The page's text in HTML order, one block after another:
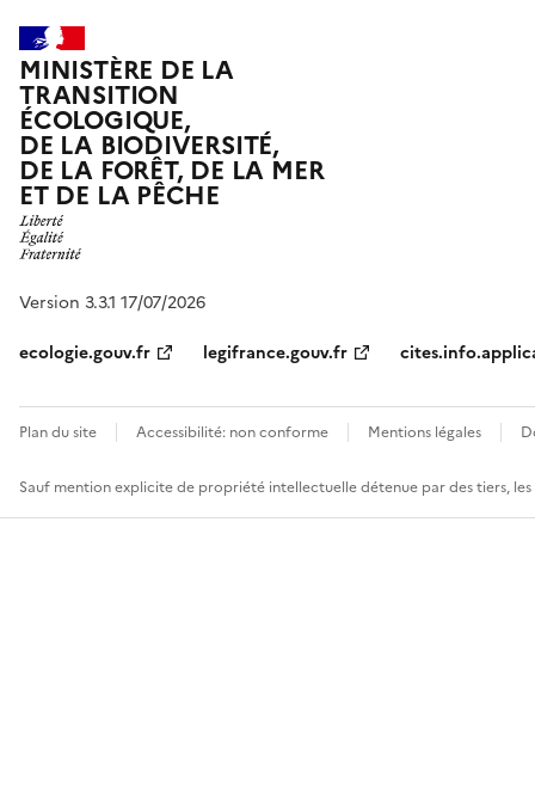
MINISTÈRE DE LA
TRANSITION
ÉCOLOGIQUE,
DE LA BIODIVERSITÉ,
DE LA FORÊT, DE LA MER
ET DE LA PÊCHE
Version 3.3.1 17/07/2026
ecologie.gouv.fr
legifrance.gouv.fr
Plan du site Accessibilité: non conforme Mentions légales
Sauf mention explicite de propriété intellectuelle détenue par des tiers,